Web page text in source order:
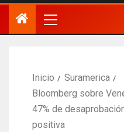
Inicio
Suramerica
Bloomberg sobre
47% de
positiva